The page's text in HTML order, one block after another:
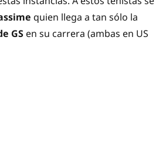
quien llega a tan sólo la
GS en su carrera (ambas en US